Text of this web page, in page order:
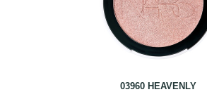
03960 HEAVENLY